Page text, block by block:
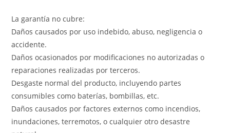
La garantía no cubre:
Daños causados por uso indebido, abuso, negligencia o
accidente.
Daños ocasionados por modificaciones no autorizadas o
reparaciones realizadas por terceros.
Desgaste normal del producto, incluyendo partes
consumibles como baterías, bombillas, etc.
Daños causados por factores externos como incendios,
inundaciones, terremotos, o cualquier otro desastre